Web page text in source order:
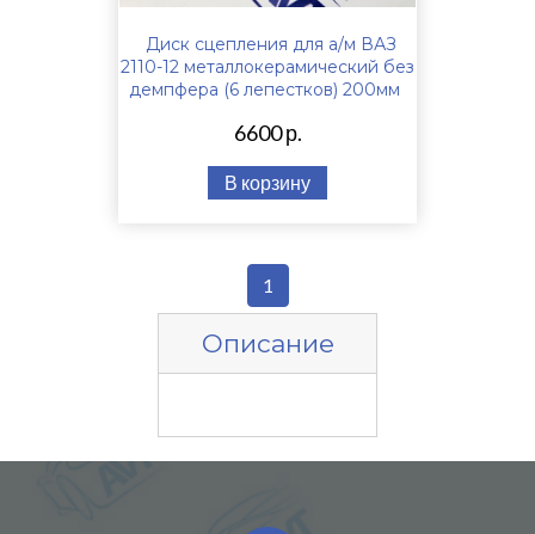
Диск сцепления для а/м ВАЗ
2110-12 металлокерамический без
демпфера (6 лепестков) 200мм
6600 р.
В корзину
1
Описание